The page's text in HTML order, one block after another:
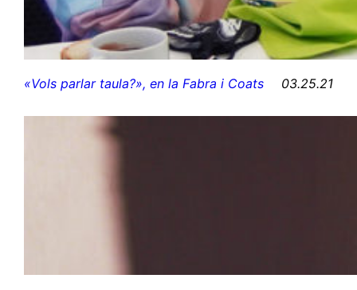
«Vols parlar taula?», en la Fabra i Coats 03.25.21